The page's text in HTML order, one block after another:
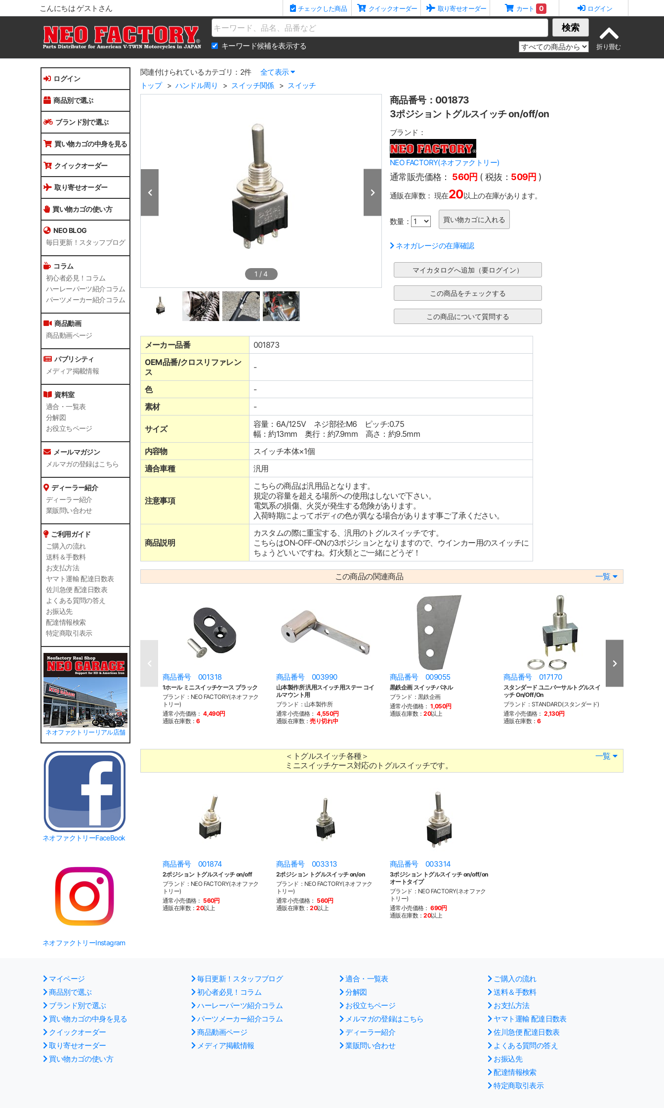
こんにちは ゲストさん チェックした商品 クイックオーダー 取り寄せオーダー カート 0 ログイン
Name 検索
キーワード候補を表示する
ログイン
商品別で選ぶ
ブランド別で選ぶ
買い物カゴの中身を見る
クイックオーダー
取り寄せオーダー
買い物カゴの使い方
NEO BLOG
毎日更新！スタッフブログ
コラム
初心者必見！コラム
ハーレーパーツ紹介コラム
パーツメーカー紹介コラム
商品動画
商品動画ページ
パブリシティ
メディア掲載情報
資料室
適合・一覧表
分解図
お役立ちページ
メールマガジン
メルマガの登録はこちら
ディーラー紹介
ディーラー紹介
業販問い合わせ
ご利用ガイド
ご購入の流れ
送料＆手数料
お支払方法
ヤマト運輸 配達日数表
佐川急便 配達日数表
よくある質問の答え
お振込先
配達情報検索
特定商取引表示
ネオファクトリーリアル店舗
ネオファクトリーFaceBook
ネオファクトリーInstagram
関連付けられているカテゴリ：2件
全て表示
トップ
ハンドル周り スイッチ関係 スイッチ
1 / 4
商品番号：001873
3ポジション トグルスイッチ on/off/on
ブランド：
NEO FACTORY(ネオファクトリー)
通常販売価格： 560円 ( 税抜： 509円 )
通販在庫数： 現在20以上の在庫があります。
数量：
ネオガレージの在庫確認
メーカー品番
001873
OEM品番/クロスリファレン
ス
-
色
-
素材
-
サイズ
容量：6A/125V ネジ部径:M6 ピッチ:0.75
幅：約13mm 奥行：約7.9mm 高さ：約9.5mm
内容物
スイッチ本体×1個
適合車種
汎用
注意事項
こちらの商品は汎用品となります。
規定の容量を超える場所への使用はしないで下さい。
電気系の損傷、火災が発生する危険があります。
入荷時期によってボディの色が異なる場合があります事ご了承ください。
商品説明
カスタムの際に重宝する、汎用のトグルスイッチです。
こちらはON-OFF-ONの3ポジションとなりますので、ウインカー用のスイッチに
ちょうどいいですね。灯火類とご一緒にどうぞ！
この商品の関連商品 一覧
商品番号 001318
1ホール ミニスイッチケース ブラック
ブランド：NEO FACTORY(ネオファク
トリー)
通常小売価格： 4,490円
通販在庫数：6
商品番号 003990
山本製作所 汎用スイッチ用ステー コイ
ルマウント用
ブランド：山本製作所
通常小売価格： 4,550円
通販在庫数：売り切れ中
商品番号 009055
黒鉄企画 スイッチパネル
ブランド：黒鉄企画
通常小売価格： 1,050円
通販在庫数：20以上
商品番号 017170
スタンダード ユニバーサルトグルスイ
ッチ On/Off/On
ブランド：STANDARD(スタンダード)
通常小売価格： 2,130円
通販在庫数：6
モーターロック
＜トグルスイッチ各種＞
ミニスイッチケース対応のトグルスイッチです。
一覧
商品番号 001874
2ポジション トグルスイッチ on/off
ブランド：NEO FACTORY(ネオファク
トリー)
通常小売価格： 560円
通販在庫数：20以上
商品番号 003313
2ポジション トグルスイッチ on/on
ブランド：NEO FACTORY(ネオファク
トリー)
通常小売価格： 560円
通販在庫数：20以上
商品番号 003314
3ポジション トグルスイッチ on/off/on
オートタイプ
ブランド：NEO FACTORY(ネオファク
トリー)
通常小売価格： 690円
通販在庫数：20以上
マイページ
商品別で選ぶ
ブランド別で選ぶ
買い物カゴの中身を見る
クイックオーダー
取り寄せオーダー
買い物カゴの使い方
毎日更新！スタッフブログ
初心者必見！コラム
ハーレーパーツ紹介コラム
パーツメーカー紹介コラム
商品動画ページ
メディア掲載情報
適合・一覧表
分解図
お役立ちページ
メルマガの登録はこちら
ディーラー紹介
業販問い合わせ
ご購入の流れ
送料＆手数料
お支払方法
ヤマト運輸 配達日数表
佐川急便 配達日数表
よくある質問の答え
お振込先
配達情報検索
特定商取引表示